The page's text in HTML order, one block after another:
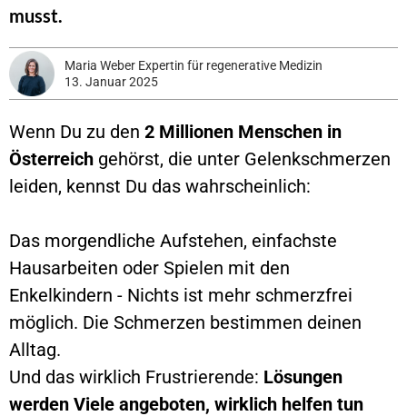
musst.
Maria Weber Expertin für regenerative Medizin
13. Januar 2025
Wenn Du zu den 2 Millionen Menschen in
Österreich gehörst, die unter Gelenkschmerzen
leiden, kennst Du das wahrscheinlich:
Das morgendliche Aufstehen, einfachste
Hausarbeiten oder Spielen mit den
Enkelkindern - Nichts ist mehr schmerzfrei
möglich. Die Schmerzen bestimmen deinen
Alltag.
Und das wirklich Frustrierende: Lösungen
werden Viele angeboten, wirklich helfen tun